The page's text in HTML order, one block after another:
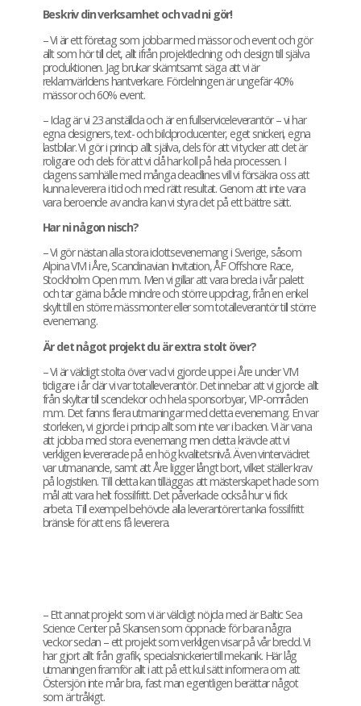
Beskriv din verksamhet och vad ni gör!
– Vi är ett företag som jobbar med mässor och event och gör
allt som hör till det, allt ifrån projektledning och design till själva
produktionen. Jag brukar skämtsamt säga att vi är
reklamvärldens hantverkare. Fördelningen är ungefär 40%
mässor och 60% event.
– Idag är vi 23 anställda och är en fullserviceleverantör – vi har
egna designers, text- och bildproducenter, eget snickeri, egna
lastbilar. Vi gör i princip allt själva, dels för att vi tycker att det är
roligare och dels för att vi då har koll på hela processen. I
dagens samhälle med många deadlines vill vi försäkra oss att
kunna leverera i tid och med rätt resultat. Genom att inte vara
vara beroende av andra kan vi styra det på ett bättre sätt.
Har ni någon nisch?
– Vi gör nästan alla stora idottsevenemang i Sverige, såsom
Alpina VM i Åre, Scandinavian Invitation,ÅF Offshore Race,
Stockholm Openm.m. Men vi gillar att vara breda i vår palett
och tar gärna både mindre och större uppdrag, från en enkel
skylt till en större mässmonter eller som totalleverantör till större
evenemang.
Är det något projekt du är extra stolt över?
– Vi är väldigt stolta över vad vi gjorde uppe i Åre under VM
tidigare i år där vi var totalleverantör. Det innebar att vi gjorde allt
från skyltar till scendekor och hela sponsorbyar, VIP-områden
m.m. Det fanns flera utmaningar med detta evenemang. En var
storleken, vi gjorde i princip allt som inte var i backen. Vi är vana
att jobba med stora evenemang men detta krävde att vi
verkligen levererade på en hög kvalitetsnivå. Även vintervädret
var utmanande, samt att Åre ligger långt bort, vilket ställer krav
på logistiken. Till detta kan tilläggas att mästerskapet hade som
mål att vara helt fossilfritt. Det påverkade också hur vi fick
arbeta. Till exempel behövde alla leverantörer tanka fossilfritt
bränsle för att ens få leverera.
– Ett annat projekt som vi är väldigt nöjda med är Baltic Sea
Science Center på Skansen som öppnade för bara några
veckor sedan – ett projekt som verkligen visar på vår bredd. Vi
har gjort allt från grafik, specialsnickerier till mekanik. Här låg
utmaningen framför allt i att på ett kul sätt informera om att
Östersjön inte mår bra, fast man egentligen berättar något
som är tråkigt.